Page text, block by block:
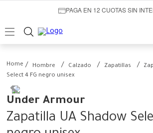
PAGA EN 12 CUOTAS SIN
Hombre Calzado Zapatillas
Select 4 FG negro unisex
Under Armour
Zapatilla UA Shadow